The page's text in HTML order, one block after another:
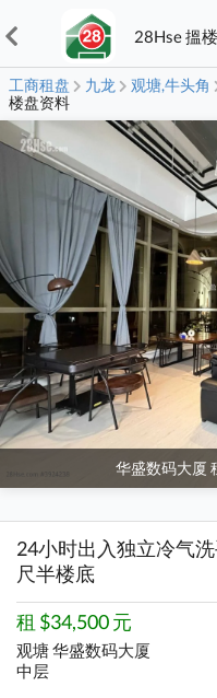
28Hse 搵
工商租盘 九龙 观塘,牛头角
楼盘资料
华盛数码大厦
24小时出入独立冷气
尺半楼底
租 $34,500 元
观塘 华盛数码大厦
中层